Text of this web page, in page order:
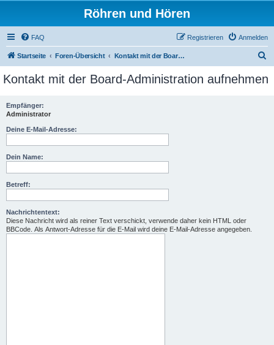
Röhren und Hören
FAQ Anmelden
Registrieren
Startseite Foren-Übersicht Kontakt mit der Board-Administration aufnehmen
c
Kontakt mit der Board-Administration aufnehmen
Empfänger:
Administrator
Deine E-Mail-Adresse:
Dein Name:
Betreff:
Nachrichtentext:
Diese Nachricht wird als reiner Text verschickt, verwende daher kein HTML oder
BBCode. Als Antwort-Adresse für die E-Mail wird deine E-Mail-Adresse angegeben.